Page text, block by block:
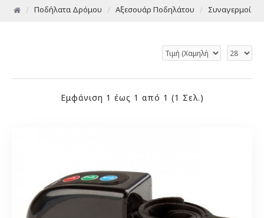
Ποδήλατα Δρόμου Αξεσουάρ Ποδηλάτου Συναγερμοί
Εμφάνιση 1 έως 1 από 1 (1 Σελ.)